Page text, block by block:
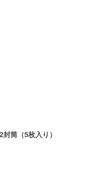
筒（5枚入り）